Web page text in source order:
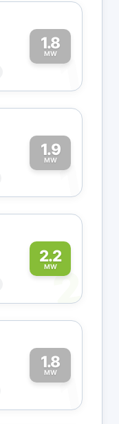
1.8
MW1
1.9
MW1
2.2
MW2
1.8
MW1